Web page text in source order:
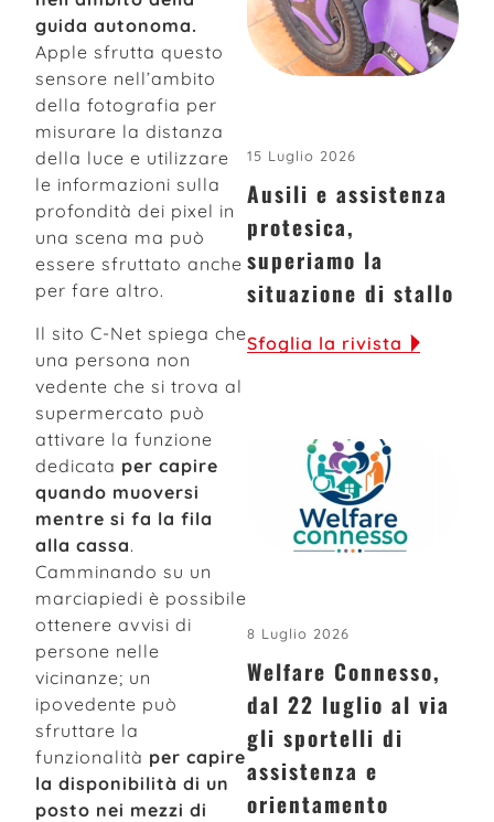
guida autonoma.
Apple sfrutta questo
sensore nell’ambito
della fotografia per
misurare la distanza
della luce e utilizzare
le informazioni sulla
profondità dei pixel in
una scena ma può
essere sfruttato anche
per fare altro.
Il sito C-Net spiega che
una persona non
vedente che si trova al
supermercato può
attivare la funzione
dedicata per capire
quando muoversi
mentre si fa la fila
alla cassa.
Camminando su un
marciapiedi è possibile
ottenere avvisi di
persone nelle
vicinanze; un
ipovedente può
sfruttare la
funzionalità per capire
la disponibilità di un
posto nei mezzi di
15 Luglio 2026
Ausili e assistenza
protesica,
superiamo la
situazione di stallo
Sfoglia la rivista
8 Luglio 2026
Welfare Connesso,
dal 22 luglio al via
gli sportelli di
assistenza e
orientamento